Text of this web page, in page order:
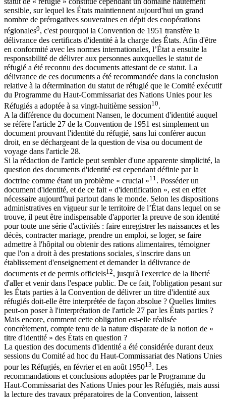
sensible, sur lequel les États maintiennent aujourd'hui un grand
nombre de prérogatives souveraines en dépit des coopérations
régionales9, c'est pourquoi la Convention de 1951 transfère la
délivrance des certificats d'identité à la charge des États. Afin d'être
en conformité avec les normes internationales, l’État a ensuite la
responsabilité de délivrer aux personnes auxquelles le statut de
réfugié a été reconnu des documents attestant de ce statut. La
délivrance de ces documents a été recommandée dans la conclusion
relative à la détermination du statut de réfugié que le Comité exécutif
du Programme du Haut-Commissariat des Nations Unies pour les
Réfugiés a adoptée à sa vingt-huitième session10.
A la différence du document Nansen, le document d'identité auquel
se réfère l'article 27 de la Convention de 1951 est simplement un
document prouvant l'identité du réfugié, sans lui conférer aucun
droit, en se déchargeant de la question de visa ou document de
voyage dans l'article 28.
Si la rédaction de l'article peut sembler d'une apparente simplicité, la
question des documents d'identité est cependant définie par la
doctrine comme étant un problème « crucial »11. Posséder un
document d'identité, et de ce fait « d'identification », est en effet
nécessaire aujourd'hui partout dans le monde. Selon les dispositions
administratives en vigueur sur le territoire de l’État dans lequel on se
trouve, il peut être indispensable d'apporter la preuve de son identité
pour toute une série d'activités : faire enregistrer les naissances et les
décès, contracter mariage, prendre un emploi, se loger, se faire
admettre à l'hôpital ou obtenir des rations alimentaires, témoigner
que l'on a droit à des prestations sociales, s'inscrire dans un
établissement d'enseignement et demander la délivrance de
documents et de permis officiels12, jusqu'à l'exercice de la liberté
d'aller et venir dans l'espace public. De ce fait, l'obligation pesant sur
les États parties à la Convention de délivrer un titre d'identité aux
réfugiés doit-elle être interprétée de façon absolue ? Quelles limites
peut-on poser à l'interprétation de l'article 27 par les États parties ?
Mais encore, comment cette obligation est-elle réalisée
concrètement, compte tenu de la nature disparate de la notion de «
titre d'identité » des États en question ?
La question des documents d'identité a été considérée durant deux
sessions du Comité ad hoc du Haut-Commissariat des Nations Unies
pour les Réfugiés, en février et en août 195013. Les
recommandations et conclusions adoptées par le Programme du
Haut-Commissariat des Nations Unies pour les Réfugiés, mais aussi
la lecture des travaux préparatoires de la Convention, laissent